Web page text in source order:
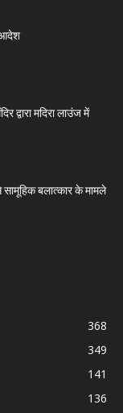
आदेश
द्वारा मदिरा लाउंज में
बलात्कार के मामले
368
349
141
136